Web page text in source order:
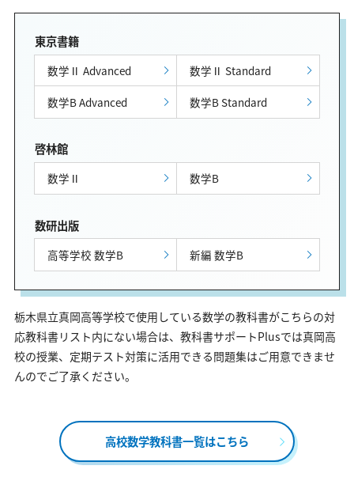
東京書籍
数学Ⅱ Advanced
数学Ⅱ Standard
数学B Advanced
数学B Standard
啓林館
数学Ⅱ 数学B
数研出版
高等学校 数学B 新編 数学B
栃木県立真岡高等学校で使用している数学の教科書がこちらの対
応教科書リスト内にない場合は、教科書サポートPlusでは真岡高
校の授業、定期テスト対策に活用できる問題集はご用意できませ
んのでご了承ください。
高校数学教科書一覧はこちら